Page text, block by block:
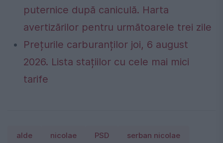
puternice după caniculă. Harta
avertizărilor pentru următoarele trei zile
Prețurile carburanților joi, 6 august
2026. Lista stațiilor cu cele mai mici
tarife
alde nicolae PSD serban nicolae